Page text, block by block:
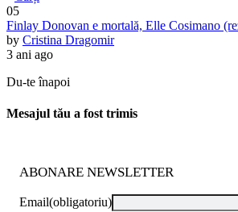
05
Finlay Donovan e mortală, Elle Cosimano
by Cristina Dragomir
3 ani ago
Du-te înapoi
Mesajul tău a fost trimis
ABONARE NEWSLETTER
Email(obligatoriu)